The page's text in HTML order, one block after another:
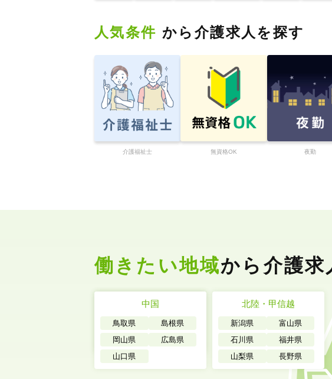
人気条件 から介護求人を探す
介護福祉士 無資格OK 夜勤
働きたい地域から介護求
北陸・甲信越
新潟県
富山県
石川県
福井県
山梨県
長野県
東海
愛知県
岐阜県
静岡県
三重県
中国
鳥取県
島根県
岡山県
広島県
山口県